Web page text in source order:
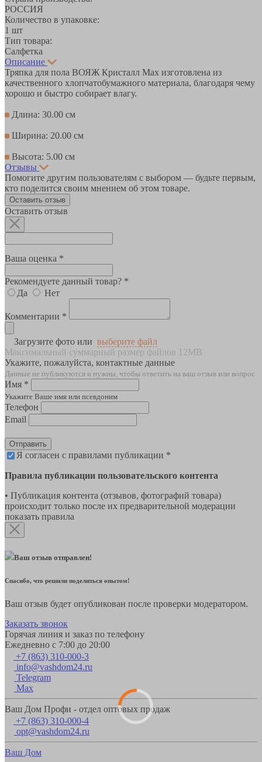
РОССИЯ
Количество в упаковке:
1 шт
Тип товара:
Салфетка
Описание
Тряпка для пола ВОЯЖ Кристалл Мах изготовлена из
качественного хлопчатобумажного материала, благодаря чему
хорошо и быстро собирает влагу.
Длина: 30.00 см
Ширина: 20.00 см
Высота: 5.00 см
Отзывы
Помогите другим пользователям с выбором — будьте первым,
кто поделится своим мнением об этом товаре.
Оставить отзыв
Оставить отзыв
Ваша оценка *
Рекомендуете данный товар? *
Да
Нет
Комментарии *
Загрузите фото или выберите файл
Максимальный суммарный размер файлов 12MB
Укажите, пожалуйста, контактные данные
Данные не публикуются и нужны, чтобы ответить на ваш отзыв или вопрос
Имя *
Укажите Ваше имя или псевдоним
Телефон
Email
Отправить
Я согласен с правилами публикации *
Правила публикации пользовательского контента
• Публикация контента (отзывов, фотографий товара)
происходит только после их предварительной модерации
показать правила
Ваш отзыв отправлен!
Спасибо, что решили поделиться опытом!
Ваш отзыв будет опубликован после проверки модератором.
Заказать звонок
Горячая линия и заказ по телефону
Ежедневно с 7:00 до 20:00
+7 (863) 310-000-3
info@vashdom24.ru
Telegram
Max
Ваш Дом Профи - отдел оптовых продаж
+7 (863) 310-000-4
opt@vashdom24.ru
Ваш Дом